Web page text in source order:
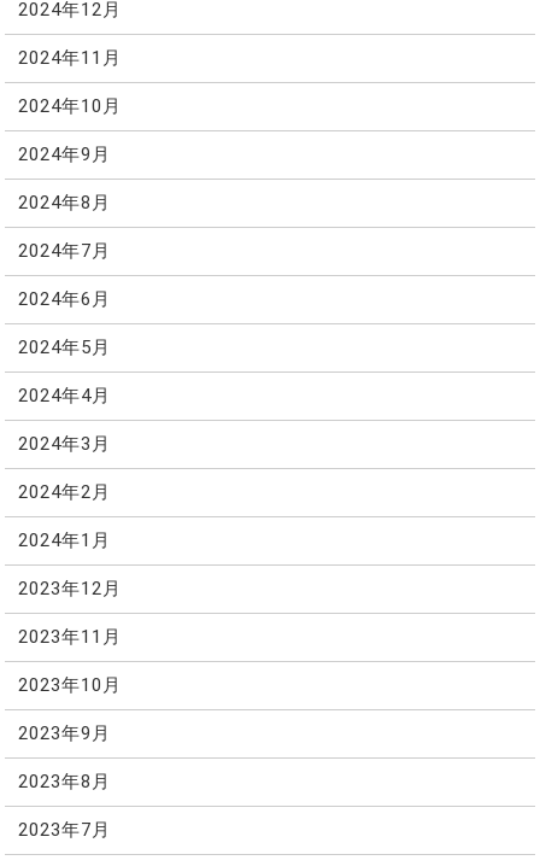
2024年12月
2024年11月
2024年10月
2024年9月
2024年8月
2024年7月
2024年6月
2024年5月
2024年4月
2024年3月
2024年2月
2024年1月
2023年12月
2023年11月
2023年10月
2023年9月
2023年8月
2023年7月